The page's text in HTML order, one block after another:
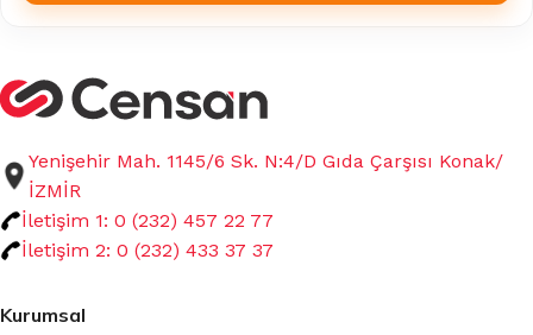
Yenişehir Mah. 1145/6 Sk. N:4/D Gıda Çarşısı Konak/
İZMİR
İletişim 1: 0 (232) 457 22 77
İletişim 2: 0 (232) 433 37 37
Kurumsal